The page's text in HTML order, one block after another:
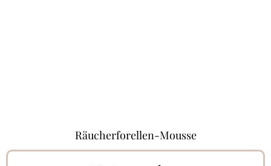
Räucherforellen-Mousse